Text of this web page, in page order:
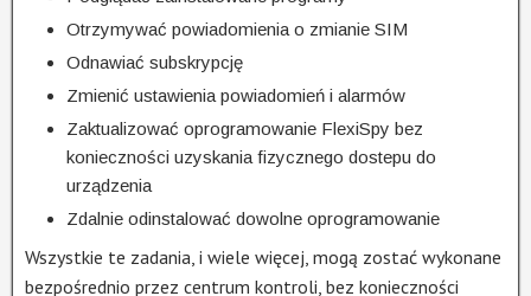
Otrzymywać powiadomienia o zmianie SIM
Odnawiać subskrypcję
Zmienić ustawienia powiadomień i alarmów
Zaktualizować oprogramowanie FlexiSpy bez
konieczności uzyskania fizycznego dostepu do
urządzenia
Zdalnie odinstalować dowolne oprogramowanie
Wszystkie te zadania, i wiele więcej, mogą zostać wykonane
bezpośrednio przez centrum kontroli, bez konieczności